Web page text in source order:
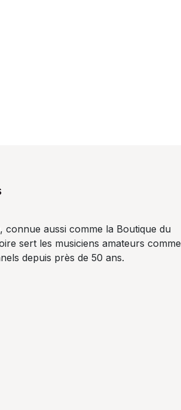
connue aussi comme la Boutique du
sert les musiciens amateurs comme
depuis près de 50 ans.